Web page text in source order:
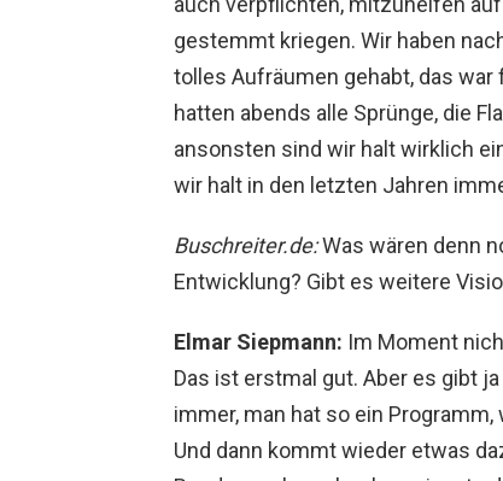
gestemmt kriegen. Wir haben
tolles Aufräumen gehabt, das
hatten abends alle Sprünge, die
ansonsten sind wir halt wirklich
wir halt in den letzten Jahren
Buschreiter.de:Was wären denn
Entwicklung? Gibt es weitere
Elmar Siepmann: Im Moment
Das ist erstmal gut. Aber es gibt
immer, man hat so ein
Und dann kommt wieder etwas